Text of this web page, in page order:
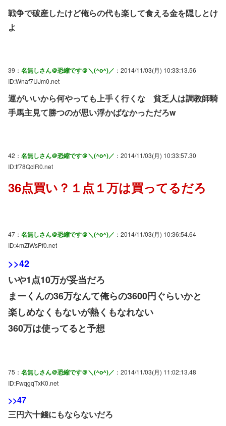
戦争で破産したけど俺らの代も楽して食える金を隠しとけ
よ
39： 名無しさん＠恐縮です＠＼(^o^)／ ：2014/11/03(月) 10:33:13.56
ID:Wnaf7UJm0.net
運がいいから何やっても上手く行くな 貧乏人は調教師騎
手馬主見て勝つのが思い浮かばなかっただろw
42： 名無しさん＠恐縮です＠＼(^o^)／ ：2014/11/03(月) 10:33:57.30
ID:tf78QclR0.net
36点買い？１点１万は買ってるだろ
47： 名無しさん＠恐縮です＠＼(^o^)／ ：2014/11/03(月) 10:36:54.64
ID:4mZtWsPf0.net
>>42
いや1点10万が妥当だろ
まーくんの36万なんて俺らの3600円ぐらいかと
楽しめなくもないが熱くもなれない
360万は使ってると予想
75： 名無しさん＠恐縮です＠＼(^o^)／ ：2014/11/03(月) 11:02:13.48
ID:FwqgqTxK0.net
>>47
三円六十錢にもならないだろ